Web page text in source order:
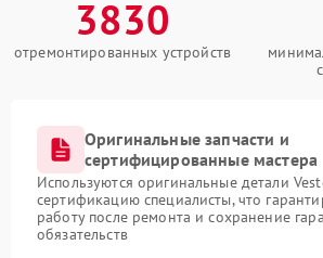
3830
отремонтированных устройств
Оригинальные запчасти и
сертифицированные мастера
Используются оригинальные детали
сертификацию специалисты, что
работу после ремонта и сохранение
обязательств